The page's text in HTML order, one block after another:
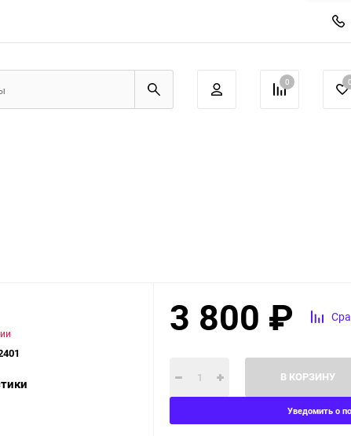
0 0
3 800 ₽
В КОРЗИНУ
Уведомить о